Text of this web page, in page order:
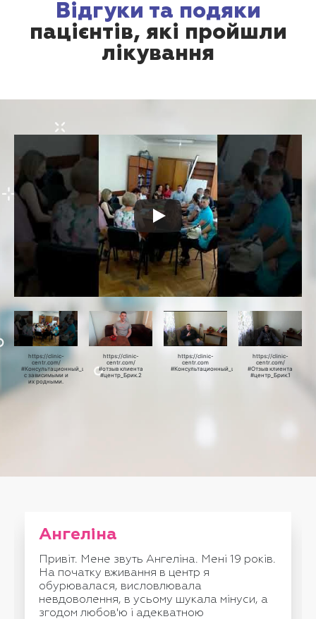
Відгуки та подяки
пацієнтів, які пройшли
лікування
https://clinic-
centr.com/
#Консультационный_центр_Брик.Работа
с зависимыми и
их родными.
https://clinic-
centr.com/
#отзыв клиента
#центр_Брик.2
https://clinic-
centr.com
#Консультационный_центр_Брик
https://clinic-
centr.com/
#Отзыв клиента
#центр_Брик.1
Ангеліна
Привіт. Мене звуть Ангеліна. Мені 19 років.
На початку вживання в центр я
обурювалася, висловлювала
невдоволення, в усьому шукала мінуси, а
згодом любов'ю і адекватною